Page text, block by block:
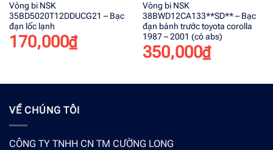
Vòng bi NSK
35BD5020T12DDUCG21 – Bạc
đạn lốc lạnh
170,000₫
Vòng bi NSK
38BWD12CA133**SD** – Bạc
đạn bánh trước toyota corolla
1987 – 2001 (có abs)
350,000₫
VỀ CHÚNG TÔI
CÔNG TY TNHH CN TM CƯỜNG LONG